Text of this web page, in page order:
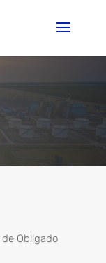
Obligado